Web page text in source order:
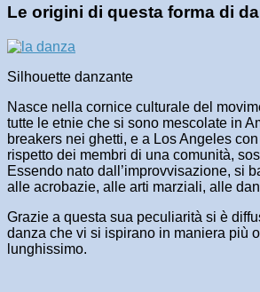
Le origini di questa forma di
Silhouette danzante
Nasce nella cornice culturale del
tutte le etnie che si sono mescolate in
breakers nei ghetti, e a Los Angeles
rispetto dei membri di una comunità,
Essendo nato dall’improvvisazione, si
alle acrobazie, alle arti marziali, alle
Grazie a questa sua peculiarità si è
danza che vi si ispirano in maniera più
lunghissimo.